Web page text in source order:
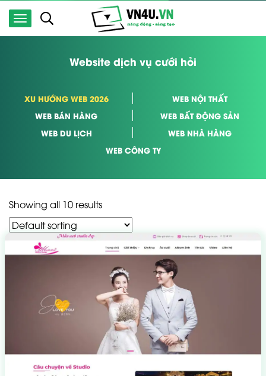
Website dịch vụ cưới hỏi
XU HƯỚNG WEB 2026
WEB NỘI THẤT
WEB BÁN HÀNG
WEB BẤT ĐỘNG SẢN
WEB DU LỊCH
WEB NHÀ HÀNG
WEB CÔNG TY
Showing all 10 results